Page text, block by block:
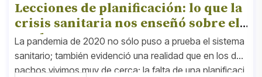
Lecciones de planificación: lo que la
crisis sanitaria nos enseñó sobre el l
egado
La pandemia de 2020 no sólo puso a prueba el sistema
sanitario; también evidenció una realidad que en los des
pachos vivimos muy de cerca: la falta de una planificaci